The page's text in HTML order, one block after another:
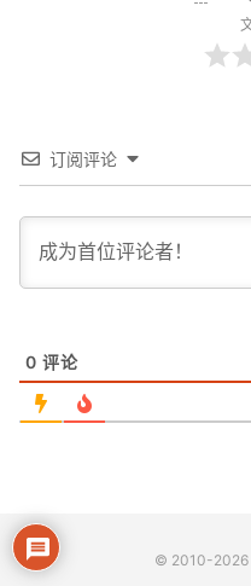
订阅评论
0 评论
© 2010-2026